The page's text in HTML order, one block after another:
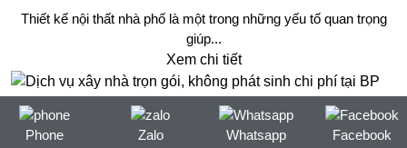
Thiết kế nội thất nhà phố là một trong những yếu tố quan trọng
giúp...
Xem chi tiết
DỊCH VỤ XÂY NHÀ TRỌN GÓI, KHÔNG PHÁT SINH CHI...
Phone Zalo Whatsapp Facebook